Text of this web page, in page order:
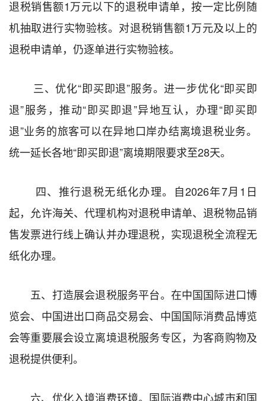
退税销售额1万元以下的退税申请单，按一定比例随
机抽取进行实物验核。 对退税销售额1万元及以上的
退税申请单，仍逐单进行实物验核。
三、优化“即买即退”服务。 进一步优化“即买即
退”服务，推动“即买即退”异地互认，办理“即买即
退”业务的旅客可以在异地口岸办结离境退税业务。
统一延长各地“即买即退”离境期限要求至28天。
四、推行退税无纸化办理。 自2026年7月 1 日
起，允许海关、代理机构对退税申请单、退税物品销
售发票进行线上确认并办理退税，实现退税全流程无
纸化办理。
五、打造展会退税服务平台。 在中国国际进口博
览会、中国进出口商品交易会、中国国际消费品博览
会等重要展会设立离境退税服务专区，为客商购物及
退税提供便利。
六、优化入境消费环境。 国际消费中心城市和国